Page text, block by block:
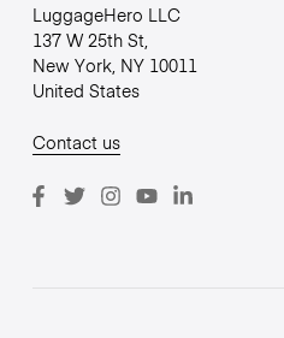
LuggageHero LLC
137 W 25th St,
New York, NY 10011
United States
Contact us